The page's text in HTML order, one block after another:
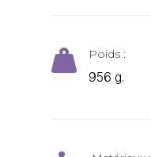
 Poids :
956 g.